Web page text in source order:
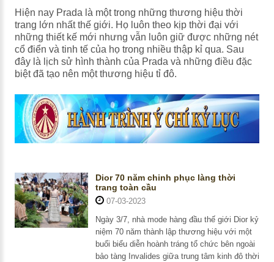
Hiện nay Prada là một trong những thương hiệu thời
trang lớn nhất thế giới. Họ luôn theo kịp thời đại với
những thiết kế mới nhưng vẫn luôn giữ được những nét
cổ điển và tinh tế của họ trong nhiều thập kỉ qua. Sau
đây là lịch sử hình thành của Prada và những điều đặc
biệt đã tạo nên một thương hiệu tỉ đô.
Dior 70 năm chinh phục làng thời
trang toàn cầu
07-03-2023
Ngày 3/7, nhà mode hàng đầu thế giới Dior kỷ
niệm 70 năm thành lập thương hiệu với một
buổi biểu diễn hoành tráng tổ chức bên ngoài
bảo tàng Invalides giữa trung tâm kinh đô thời